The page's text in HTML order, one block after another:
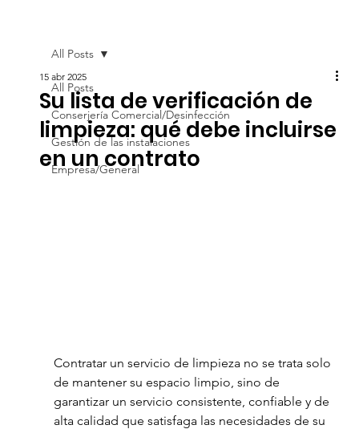
All Posts
Conserjería Comercial/Desinfección
Gestión de las instalaciones
Empresa/General
All Posts
Su lista de verificación de
limpieza: qué debe incluirse
en un contrato
15 abr 2025
Contratar un servicio de limpieza no se trata solo
de mantener su espacio limpio, sino de
garantizar un servicio consistente, confiable y de
alta calidad que satisfaga las necesidades de su